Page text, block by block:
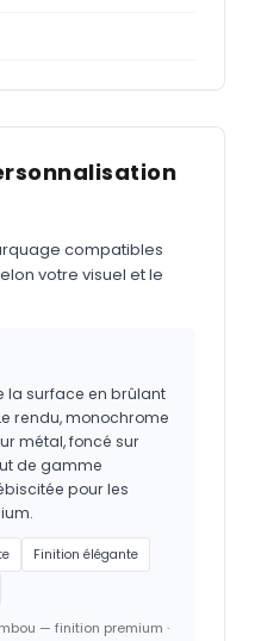
compatibles
votre visuel et le
la surface en brûlant
rendu, monochrome
métal, foncé sur
de gamme
pour les
Finition élégante
— finition premium ·